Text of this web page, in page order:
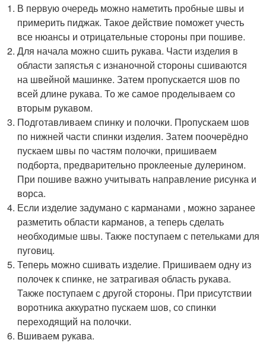
В первую очередь можно наметить пробные швы и
примерить пиджак. Такое действие поможет учесть
все нюансы и отрицательные стороны при пошиве.
Для начала можно сшить рукава. Части изделия в
области запястья с изнаночной стороны сшиваются
на швейной машинке. Затем пропускается шов по
всей длине рукава. То же самое проделываем со
вторым рукавом.
Подготавливаем спинку и полочки. Пропускаем шов
по нижней части спинки изделия. Затем поочерёдно
пускаем швы по частям полочки, пришиваем
подборта, предварительно проклееные дулерином.
При пошиве важно учитывать направление рисунка и
ворса.
Если изделие задумано с карманами , можно заранее
разметить области карманов, а теперь сделать
необходимые швы. Также поступаем с петельками для
пуговиц.
Теперь можно сшивать изделие. Пришиваем одну из
полочек к спинке, не затрагивая область рукава.
Также поступаем с другой стороны. При присутствии
воротника аккуратно пускаем шов, со спинки
переходящий на полочки.
Вшиваем рукава.